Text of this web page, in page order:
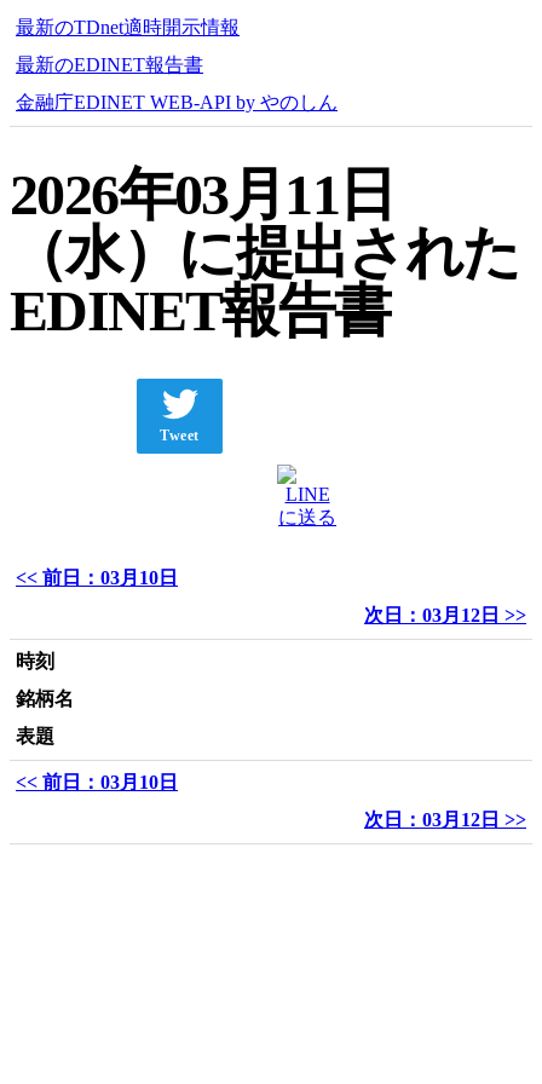
最新のTDnet適時開示情報
最新のEDINET報告書
金融庁EDINET WEB-API by やのしん
2026年03月11日
（水）に提出された
EDINET報告書
Tweet
<< 前日：03月10日
次日：03月12日 >>
時刻
銘柄名
表題
<< 前日：03月10日
次日：03月12日 >>